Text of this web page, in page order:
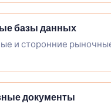
базы данных
и сторонние
документы